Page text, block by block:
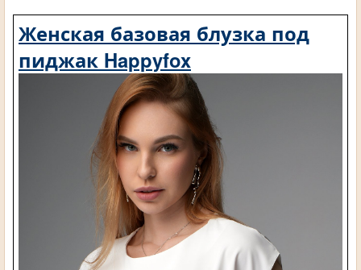
Женская базовая блузка под
пиджак Happyfox